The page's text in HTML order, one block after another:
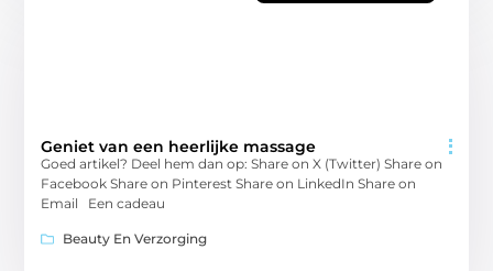
Geniet van een heerlijke massage
Goed artikel? Deel hem dan op: Share on X (Twitter) Share on
Facebook Share on Pinterest Share on LinkedIn Share on
Email Een cadeau
Beauty En Verzorging